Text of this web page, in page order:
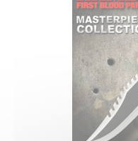
Hay
la pantalla,
Rambo II
asociada
Sylvester
Edition